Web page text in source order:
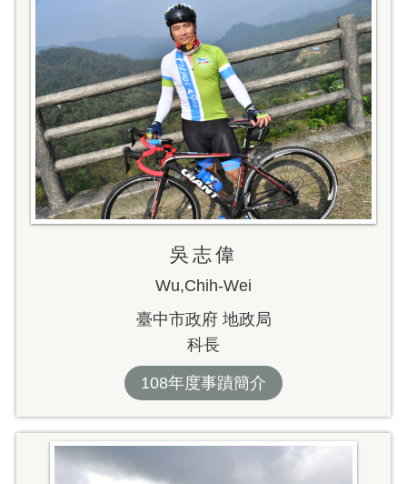
吳志偉
Wu,Chih-Wei
臺中市政府 地政局
科長
108年度事蹟簡介